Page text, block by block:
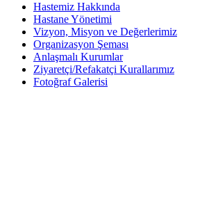
Hastemiz Hakkında
Hastane Yönetimi
Vizyon, Misyon ve Değerlerimiz
Organizasyon Şeması
Anlaşmalı Kurumlar
Ziyaretçi/Refakatçi Kurallarımız
Fotoğraf Galerisi